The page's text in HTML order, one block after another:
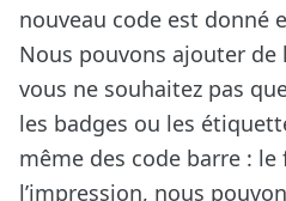
nouveau code est donné
Nous pouvons ajouter de
vous ne souhaitez pas
les badges ou les
même des code barre :
l’impression, nous